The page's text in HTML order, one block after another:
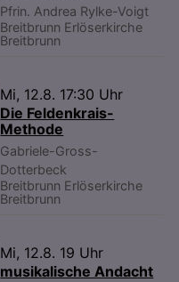
Pfrin. Andrea Rylke-Voigt
Breitbrunn Erlöserkirche
Breitbrunn
Mi, 12.8. 17:30 Uhr
Die Feldenkrais-
Methode
Gabriele-Gross-
Dotterbeck
Breitbrunn Erlöserkirche
Breitbrunn
Mi, 12.8. 19 Uhr
musikalische Andacht